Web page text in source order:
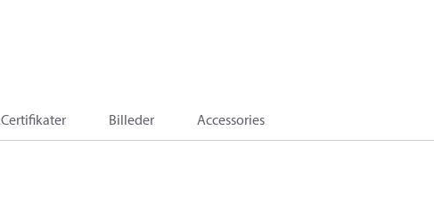
Certifikater Billeder Accessories